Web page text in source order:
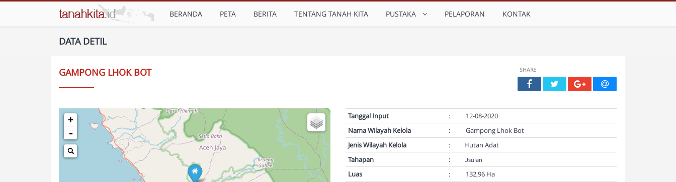
BERANDA PETA BERITA TENTANG TANAH KITA PUSTAKA PELAPORAN KONTAK
DATA DETIL
GAMPONG LHOK BOT SHARE
+
-
Tanggal Input :
12-08-2020
Nama Wilayah Kelola
:
Gampong Lhok Bot
Jenis Wilayah Kelola
:
Hutan Adat
Tahapan
: Usulan
Luas :
132,96 Ha